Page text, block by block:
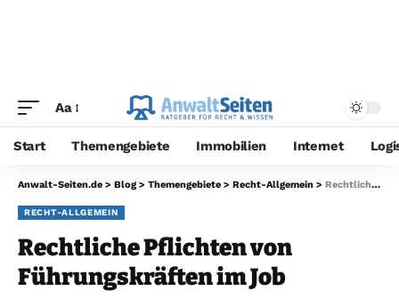
Aa
Start Themengebiete Immobilien Internet
Anwalt-Seiten.de > Blog > Themengebiete > Recht-Allgemein > Rechtliche Pflichten von Führungskräften im Job
RECHT-ALLGEMEIN
Rechtliche Pflichten von
Führungskräften im Job